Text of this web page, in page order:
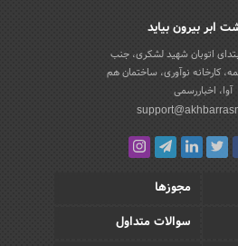
ابر بیرون بیاید
اتوبان شهید لشکری، جنب
کارخانه نوآوری، ساختمان هم
آوا، اخباررسمی
مجوزها
سوالات متداول